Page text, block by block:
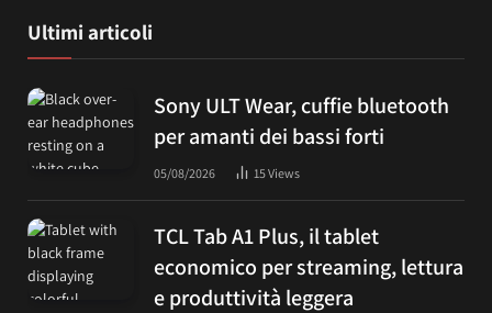
Ultimi articoli
Sony ULT Wear, cuffie bluetooth
per amanti dei bassi forti
05/08/2026 15Views
TCL Tab A1 Plus, il tablet
economico per streaming, lettura
e produttività leggera